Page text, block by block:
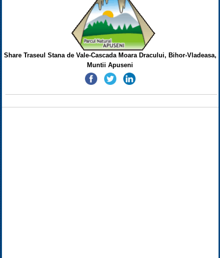
Share Traseul Stana de Vale-Cascada Moara Dracului, Bihor-Vladeasa,
Muntii Apuseni